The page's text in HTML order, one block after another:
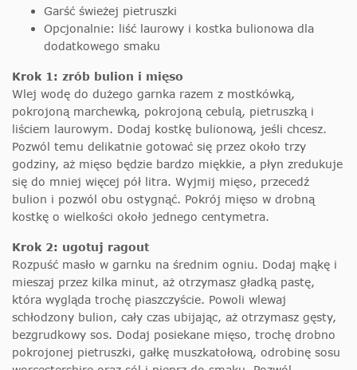
Garść świeżej pietruszki
Opcjonalnie: liść laurowy i kostka bulionowa dla
dodatkowego smaku
Krok 1: zrób bulion i mięso
Wlej wodę do dużego garnka razem z mostkówką,
pokrojoną marchewką, pokrojoną cebulą, pietruszką i
liściem laurowym. Dodaj kostkę bulionową, jeśli chcesz.
Pozwól temu delikatnie gotować się przez około trzy
godziny, aż mięso będzie bardzo miękkie, a płyn zredukuje
się do mniej więcej pół litra. Wyjmij mięso, przecedź
bulion i pozwól obu ostygnąć. Pokrój mięso w drobną
kostkę o wielkości około jednego centymetra.
Krok 2: ugotuj ragout
Rozpuść masło w garnku na średnim ogniu. Dodaj mąkę i
mieszaj przez kilka minut, aż otrzymasz gładką pastę,
która wygląda trochę piaszczyście. Powoli wlewaj
schłodzony bulion, cały czas ubijając, aż otrzymasz gęsty,
bezgrudkowy sos. Dodaj posiekane mięso, trochę drobno
pokrojonej pietruszki, gałkę muszkatołową, odrobinę sosu